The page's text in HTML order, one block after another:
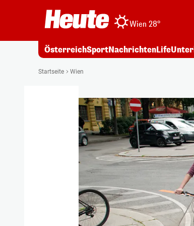
Wien 28°
ÖsterreichSportNachrichtenLife
Startseite Wien